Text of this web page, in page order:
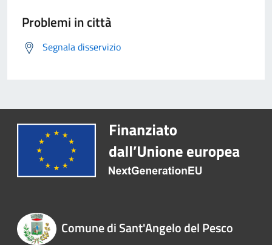
Problemi in città
Segnala disservizio
Comune di Sant'Angelo del Pesco